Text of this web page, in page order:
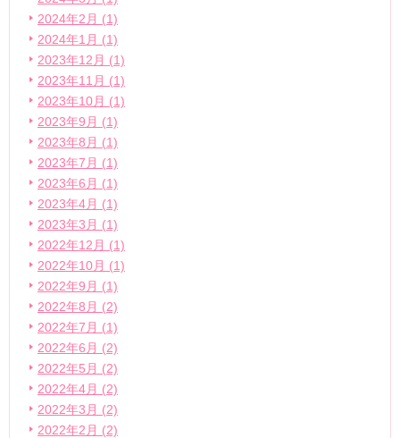
2024年2月 (1)
2024年1月 (1)
2023年12月 (1)
2023年11月 (1)
2023年10月 (1)
2023年9月 (1)
2023年8月 (1)
2023年7月 (1)
2023年6月 (1)
2023年4月 (1)
2023年3月 (1)
2022年12月 (1)
2022年10月 (1)
2022年9月 (1)
2022年8月 (2)
2022年7月 (1)
2022年6月 (2)
2022年5月 (2)
2022年4月 (2)
2022年3月 (2)
2022年2月 (2)